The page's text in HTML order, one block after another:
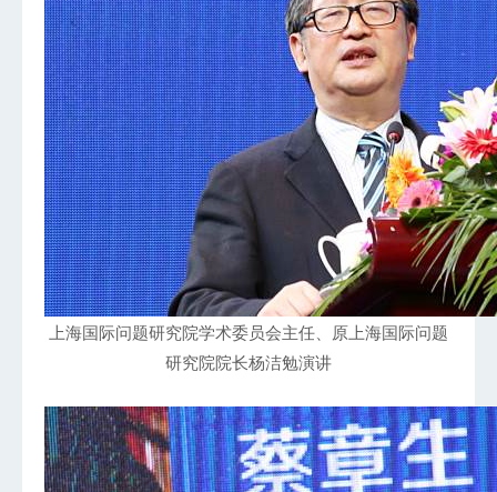
上海国际问题研究院学术委员会主任、原上海国际问题
研究院院长杨洁勉演讲